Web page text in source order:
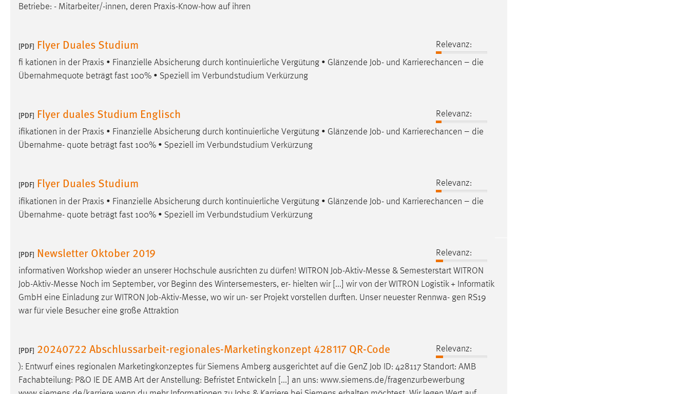
Betriebe: - Mitarbeiter/-innen, deren Praxis-Know-how auf ihren
[PDF] Flyer Duales Studium
Relevanz:
fi kationen in der Praxis • Finanzielle Absicherung durch kontinuierliche Vergütung • Glänzende Job- und Karrierechancen – die
Übernahmequote beträgt fast 100% • Speziell im Verbundstudium Verkürzung
[PDF] Flyer duales Studium Englisch
Relevanz:
ifikationen in der Praxis • Finanzielle Absicherung durch kontinuierliche Vergütung • Glänzende Job- und Karrierechancen – die
Übernahme- quote beträgt fast 100% • Speziell im Verbundstudium Verkürzung
[PDF] Flyer Duales Studium
Relevanz:
ifikationen in der Praxis • Finanzielle Absicherung durch kontinuierliche Vergütung • Glänzende Job- und Karrierechancen – die
Übernahme- quote beträgt fast 100% • Speziell im Verbundstudium Verkürzung
[PDF] Newsletter Oktober 2019
Relevanz:
informativen Workshop wieder an unserer Hochschule ausrichten zu dürfen! WITRON Job-Aktiv-Messe & Semesterstart WITRON
Job-Aktiv-Messe Noch im September, vor Beginn des Wintersemesters, er- hielten wir [...] wir von der WITRON Logistik + Informatik
GmbH eine Einladung zur WITRON Job-Aktiv-Messe, wo wir un- ser Projekt vorstellen durften. Unser neuester Rennwa- gen RS19
war für viele Besucher eine große Attraktion
[PDF] 20240722 Abschlussarbeit-regionales-Marketingkonzept 428117 QR-Code
Relevanz:
): Entwurf eines regionalen Marketingkonzeptes für Siemens Amberg ausgerichtet auf die GenZ Job ID: 428117 Standort: AMB
Fachabteilung: P&O IE DE AMB Art der Anstellung: Befristet Entwickeln [...] an uns: www.siemens.de/fragenzurbewerbung
style-5e9dbeb1811c0446 =
Name: fe_user, be_user, be_lastLoginProvider
Cookie Laufzeit: 24 Stunden
Statistik Cookies erfassen Informationen anonym.
Diese Informationen helfen uns zu verstehen, wie
unsere Besucher unsere Website nutzen.
Name: _pk_ref, _pk_cvar, _pk_id, _pk_ses
Zweck: Zugriffsstatistik
Cookie Laufzeit: Max. 13 Monate
Marketing Cookies werden von Drittanbietern
verwendet, um personalisierte Werbung anzuzeigen.
Sie tun dies, indem sie Besucher über Websites
hinweg verfolgen.